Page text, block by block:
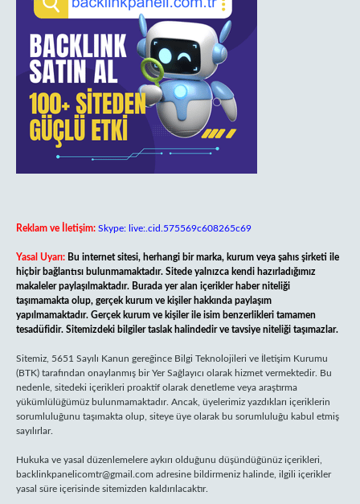
Reklam ve İletişim: Skype: live:.cid.575569c608265c69
Yasal Uyarı: Bu internet sitesi, herhangi bir marka, kurum veya şahıs şirketi ile
hiçbir bağlantısı bulunmamaktadır. Sitede yalnızca kendi hazırladığımız
makaleler paylaşılmaktadır. Burada yer alan içerikler haber niteliği
taşımamakta olup, gerçek kurum ve kişiler hakkında paylaşım
yapılmamaktadır. Gerçek kurum ve kişiler ile isim benzerlikleri tamamen
tesadüfidir. Sitemizdeki bilgiler taslak halindedir ve tavsiye niteliği taşımazlar.
Sitemiz, 5651 Sayılı Kanun gereğince Bilgi Teknolojileri ve İletişim Kurumu
(BTK) tarafından onaylanmış bir Yer Sağlayıcı olarak hizmet vermektedir. Bu
nedenle, sitedeki içerikleri proaktif olarak denetleme veya araştırma
yükümlülüğümüz bulunmamaktadır. Ancak, üyelerimiz yazdıkları içeriklerin
sorumluluğunu taşımakta olup, siteye üye olarak bu sorumluluğu kabul etmiş
sayılırlar.
Hukuka ve yasal düzenlemelere aykırı olduğunu düşündüğünüz içerikleri,
backlinkpanelicomtr@gmail.com adresine bildirmeniz halinde, ilgili içerikler
yasal süre içerisinde sitemizden kaldırılacaktır.